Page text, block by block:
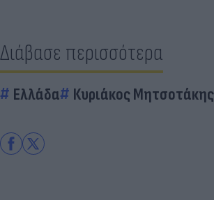
Διάβασε περισσότερα
Ελλάδα Κυριάκος Μητσοτάκης